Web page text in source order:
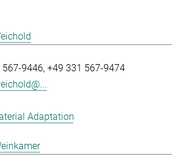
9446 +49 331 567-9474
Adaptation